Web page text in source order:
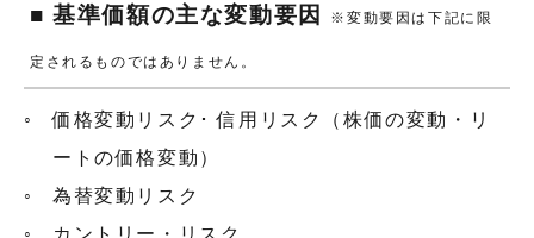
■ 基準価額の主な変動要因 ※変動要因は下記に限
定されるものではありません。
価格変動リスク･ 信用リスク（株価の変動・リ
ートの価格変動）
為替変動リスク
カントリー・リスク